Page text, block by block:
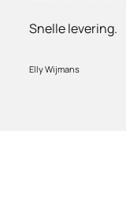
Snelle levering.
Elly Wijmans